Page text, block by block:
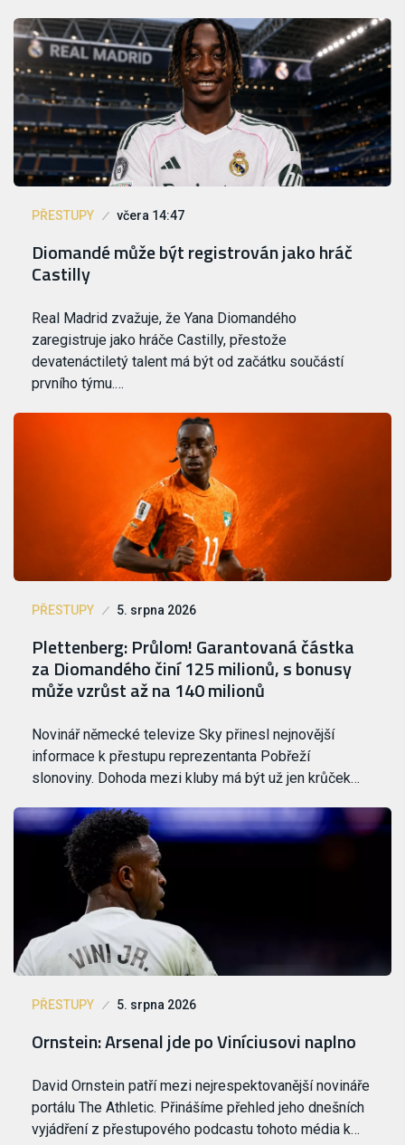
PŘESTUPY včera 14:47
Diomandé může být registrován jako hráč
Castilly
Real Madrid zvažuje, že Yana Diomandého
zaregistruje jako hráče Castilly, přestože
devatenáctiletý talent má být od začátku součástí
prvního týmu.…
PŘESTUPY 5. srpna 2026
Plettenberg: Průlom! Garantovaná částka
za Diomandého činí 125 milionů, s bonusy
může vzrůst až na 140 milionů
Novinář německé televize Sky přinesl nejnovější
informace k přestupu reprezentanta Pobřeží
slonoviny. Dohoda mezi kluby má být už jen krůček…
PŘESTUPY 5. srpna 2026
Ornstein: Arsenal jde po Viníciusovi naplno
David Ornstein patří mezi nejrespektovanější novináře
portálu The Athletic. Přinášíme přehled jeho dnešních
vyjádření z přestupového podcastu tohoto média k…